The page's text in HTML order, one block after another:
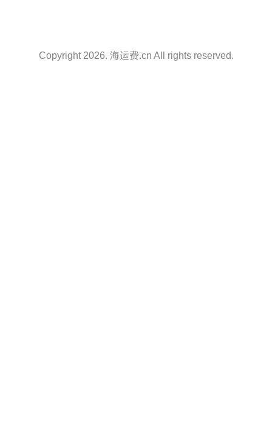
Copyright 2026. 海运费.cn All rights reserved.